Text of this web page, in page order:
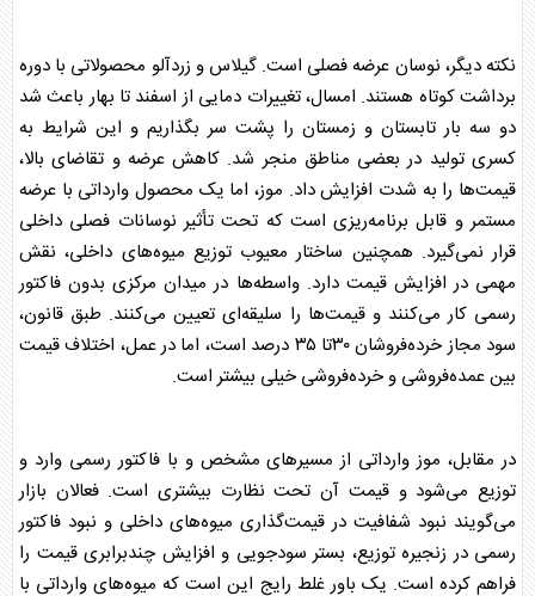
نکته دیگر، نوسان عرضه فصلی است.گیلاس و زردآلو محصولاتی با دوره
برداشت کوتاه هستند. امسال، تغییرات دمایی از اسفند تا بهار باعث شد
دو سه بار تابستان و زمستان را پشت سر بگذاریم و این شرایط به
کسری تولید در بعضی مناطق منجر شد. کاهش عرضه و تقاضای بالا،
قیمت‌ها را به شدت افزایش داد. موز، اما یک محصول وارداتی با عرضه
مستمر و قابل برنامه‌ریزی است که تحت تأثیر نوسانات فصلی داخلی
قرار نمی‌گیرد. همچنین ساختار معیوب توزیع میوه‌های داخلی، نقش
مهمی در افزایش قیمت دارد. واسطه‌ها در میدان مرکزی بدون فاکتور
رسمی کار می‌کنند و قیمت‌ها را سلیقه‌ای تعیین می‌کنند. طبق قانون،
سود مجاز خرده‌فروشان ۳۰تا ۳۵ درصد است، اما در عمل، اختلاف قیمت
بین عمده‌فروشی و خرده‌فروشی خیلی بیشتر است.
در مقابل، موز وارداتی از مسیر‌های مشخص و با فاکتور رسمی وارد و
توزیع می‌شود و قیمت آن تحت نظارت بیشتری است. فعالان بازار
می‌گویند نبود شفافیت در قیمت‌گذاری میوه‌های داخلی و نبود فاکتور
رسمی در زنجیره توزیع، بستر سودجویی و افزایش چندبرابری قیمت را
فراهم کرده است. یک باور غلط رایج این است که میوه‌های وارداتی با